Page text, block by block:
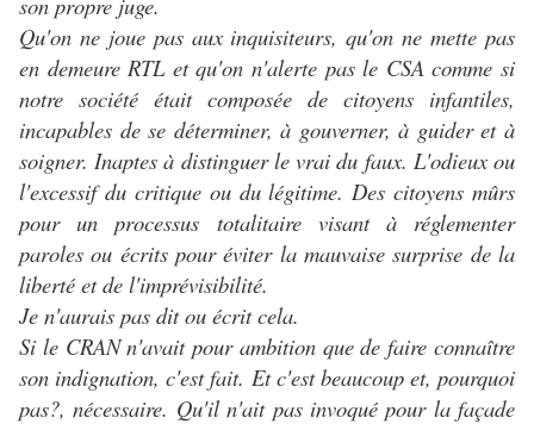
Qu'on ne joue pas aux inquisiteurs, qu'on ne mette pas
en demeure RTL et qu'on n'alerte pas le CSA comme si
notre société était composée de citoyens infantiles,
incapables de se déterminer, à gouverner, à guider et à
soigner. Inaptes à distinguer le vrai du faux. L'odieux ou
l'excessif du critique ou du légitime. Des citoyens mûrs
pour un processus totalitaire visant à réglementer
paroles ou écrits pour éviter la mauvaise surprise de la
liberté et de l'imprévisibilité.
Je n'aurais pas dit ou écrit cela.
Si le CRAN n'avait pour ambition que de faire connaître
son indignation, c'est fait. Et c'est beaucoup et, pourquoi
pas?, nécessaire. Qu'il n'ait pas invoqué pour la façade